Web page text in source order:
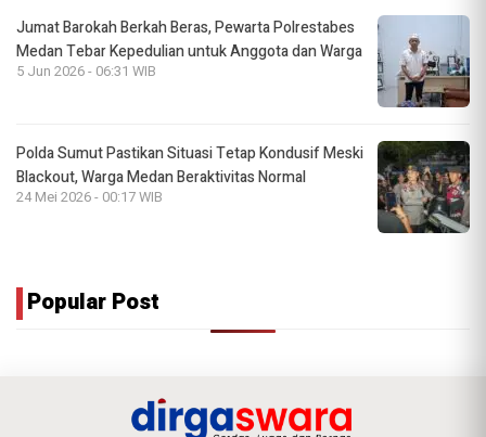
Jumat Barokah Berkah Beras, Pewarta Polrestabes
Medan Tebar Kepedulian untuk Anggota dan Warga
5 Jun 2026 - 06:31 WIB
Polda Sumut Pastikan Situasi Tetap Kondusif Meski
Blackout, Warga Medan Beraktivitas Normal
24 Mei 2026 - 00:17 WIB
Popular Post